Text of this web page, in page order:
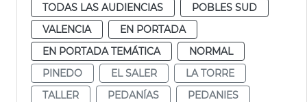
TODAS LAS AUDIENCIAS
POBLES SUD
VALENCIA
EN PORTADA
EN PORTADA TEMÁTICA
NORMAL
PINEDO
EL SALER
LA TORRE
TALLER
PEDANÍAS
PEDANIES